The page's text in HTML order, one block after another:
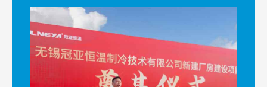
锡高新区、无锡鸿山街道领导共同见证冠亚恒温新厂房
的开工奠基仪式。 此次开工项目新增用地面积约45亩，
总建筑面积约6.8万平方米，新厂房建设项目不仅标志着
冠亚恒温企业规模的扩大和生产能力的提升，更预示着
冠亚恒温在追求高质量、可持续发展的道路上迈出了坚
实的一步。 开工仪式上，冠亚恒温总经理颜总发表致
辞，随后，建筑单位及区领导相继上台致辞，他们对冠